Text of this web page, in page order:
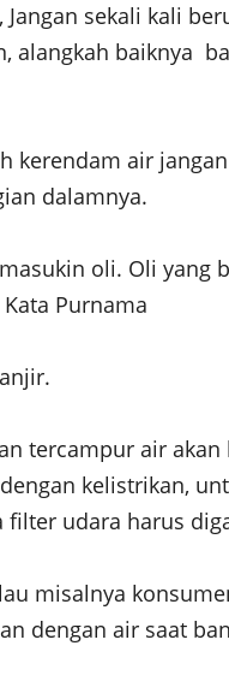
sekali kali
alangkah baiknya
kerendam air
dalamnya.
oli. Oli yang
Purnama
tercampur air
kelistrikan,
filter udara harus
misalnya
dengan air saat